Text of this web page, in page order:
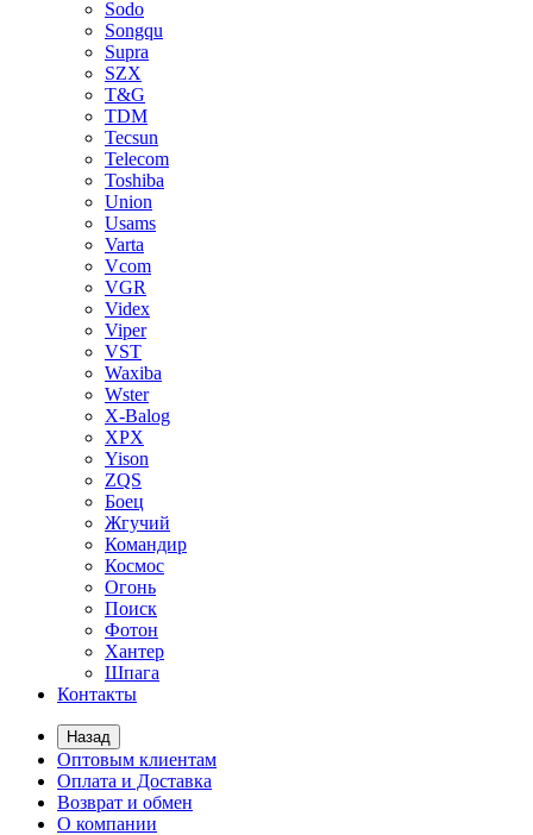
Sodo
Songqu
Supra
SZX
T&G
TDM
Tecsun
Telecom
Toshiba
Union
Usams
Varta
Vcom
VGR
Videx
Viper
VST
Waxiba
Wster
X-Balog
XPX
Yison
ZQS
Боец
Жгучий
Командир
Космос
Огонь
Поиск
Фотон
Хантер
Шпага
Контакты
Назад
Оптовым клиентам
Оплата и Доставка
Возврат и обмен
О компании